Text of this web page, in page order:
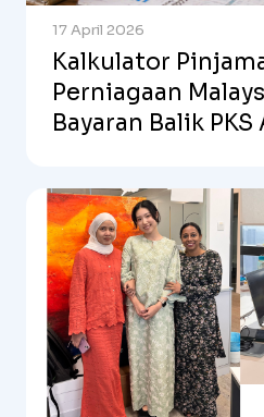
17 April 2026
Kalkulator
Perniagaan
Bayaran Balik PKS